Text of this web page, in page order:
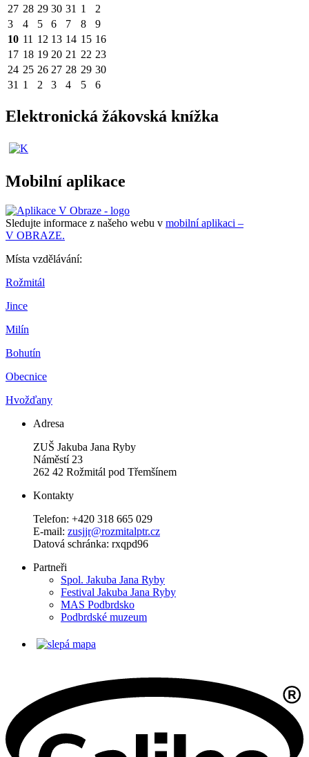
27 28 29 30 31 1
2
3
4 5 6 7 8
9
10 11 12 13 14 15 16
17 18 19 20 21 22 23
24 25 26 27 28 29 30
31 1 2 3 4 5 6
Elektronická žákovská knížka
Mobilní aplikace
Sledujte informace z našeho webu v mobilní aplikaci –
V OBRAZE.
Místa vzdělávání:
Rožmitál
Jince
Milín
Bohutín
Obecnice
Hvožďany
Adresa
ZUŠ Jakuba Jana Ryby
Náměstí 23
262 42 Rožmitál pod Třemšínem
Kontakty
Telefon: +420 318 665 029
E-mail: zusjjr@rozmitalptr.cz
Datová schránka: rxqpd96
Partneři
Spol. Jakuba Jana Ryby
Festival Jakuba Jana Ryby
MAS Podbrdsko
Podbrdské muzeum